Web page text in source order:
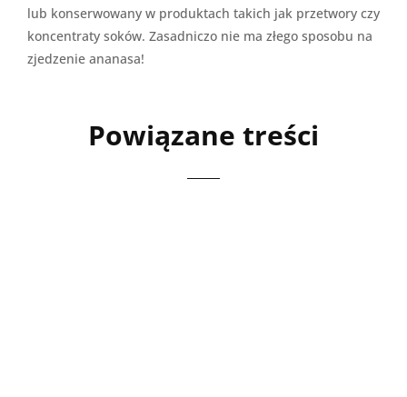
lub konserwowany w produktach takich jak przetwory czy
koncentraty soków. Zasadniczo nie ma złego sposobu na
zjedzenie ananasa!
Powiązane treści